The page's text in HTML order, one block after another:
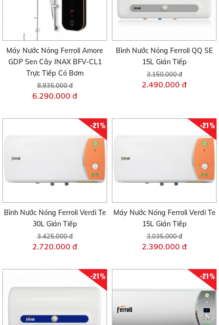
Máy Nước Nóng Ferroli Amore
GDP Sen Cây INAX BFV-CL1
Trực Tiếp Có Bơm
8.935.000 đ
6.290.000 đ
Bình Nước Nóng Ferroli QQ SE
15L Gián Tiếp
3.150.000 đ
2.490.000 đ
-21%
Bình Nước Nóng Ferroli Verdi Te
30L Gián Tiếp
3.425.000 đ
2.720.000 đ
-21%
Máy Nước Nóng Ferroli Verdi Te
15L Gián Tiếp
3.035.000 đ
2.390.000 đ
-21% -21%